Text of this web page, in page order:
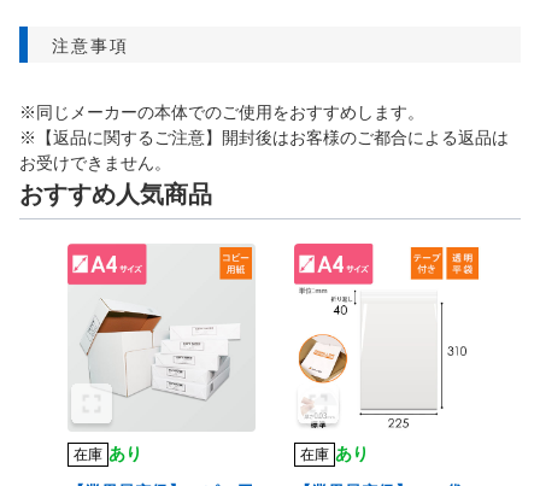
注意事項
※同じメーカーの本体でのご使用をおすすめします。
※【返品に関するご注意】開封後はお客様のご都合による返品は
お受けできません。
おすすめ人気商品
在庫 あり
在庫 あり